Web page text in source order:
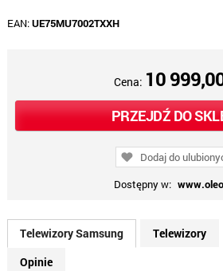
EAN:UE75MU7002TXXH
Cena: 10
PRZEJDŹ DO
Dodaj do
Dostępny w:
Telewizory Samsung Telewizory
Opinie